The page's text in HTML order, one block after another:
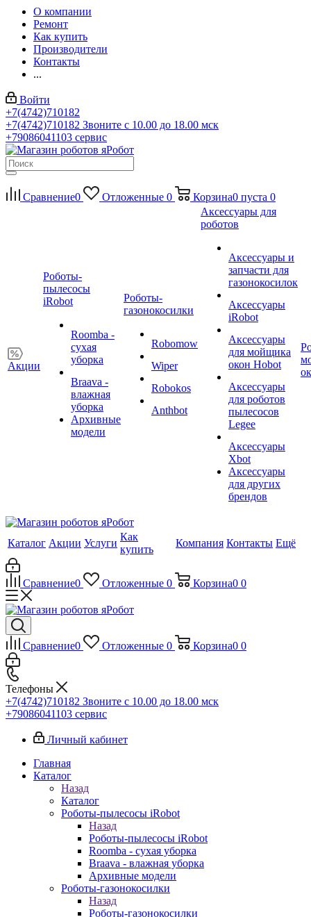
О компании
Ремонт
Как купить
Производители
Контакты
...
Войти
+7(4742)710182
+7(4742)710182 Звоните с 10.00 до 18.00 мск
+79086041103 сервис
Сравнение0 Отложенные 0 Корзина0 пуста 0
Акции
Роботы-
пылесосы
iRobot
Roomba -
сухая
уборка
Braava -
влажная
уборка
Архивные
модели
Роботы-
газонокосилки
Robomow
Wiper
Robokos
Anthbot
Аксессуары для
роботов
Аксессуары и
запчасти для
газонокосилок
Аксессуары
iRobot
Аксессуары
для мойщика
окон Hobot
Аксессуары
для роботов
пылесосов
Legee
Аксессуары
Xbot
Аксессуары
для других
брендов
Каталог Акции Услуги
Как
купить
Компания Контакты Ещё
Сравнение0 Отложенные 0 Корзина0 0
Сравнение0 Отложенные 0 Корзина0 0
Телефоны
+7(4742)710182 Звоните с 10.00 до 18.00 мск
+79086041103 сервис
Личный кабинет
Главная
Каталог
Назад
Каталог
Роботы-пылесосы iRobot
Назад
Роботы-пылесосы iRobot
Roomba - сухая уборка
Braava - влажная уборка
Архивные модели
Роботы-газонокосилки
Назад
Роботы-газонокосилки